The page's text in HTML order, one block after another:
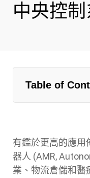
中央控
Table of
有鑑於更高的應用
器人 (AMR,
業、物流倉儲和醫